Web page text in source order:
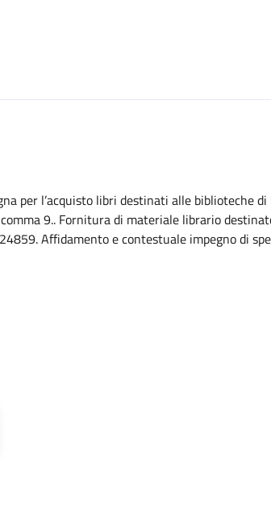
per l’acquisto libri destinati alle biblioteche
9.. Fornitura di materiale librario
Affidamento e contestuale impegno di